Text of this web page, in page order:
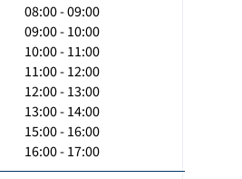
08:00 - 09:00
09:00 - 10:00
10:00 - 11:00
11:00 - 12:00
12:00 - 13:00
13:00 - 14:00
15:00 - 16:00
16:00 - 17:00